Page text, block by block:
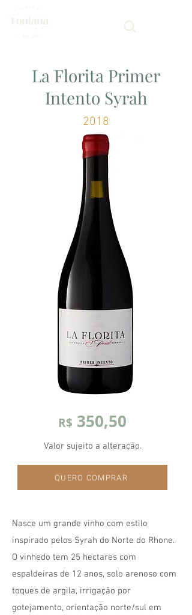
La Florita Primer
Intento Syrah
2018
R$ 350,50
Valor sujeito a alteração.
QUERO COMPRAR
Nasce um grande vinho com estilo
inspirado pelos Syrah do Norte do Rhone.
O vinhedo tem 25 hectares com
espaldeiras de 12 anos, solo arenoso com
toques de argila, irrigação por
gotejamento, orientação norte/sul em